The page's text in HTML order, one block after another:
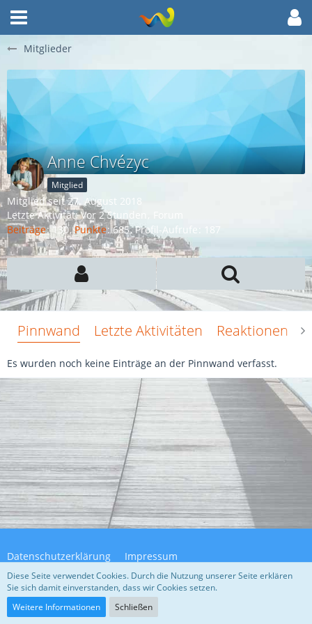
Mitglieder
Anne Chvézyc
Mitglied
Mitglied seit 27. August 2018
Letzte Aktivität:Vor 2 Stunden
Beiträge 130 Punkte 685 Profil-Aufrufe 187
Pinnwand Letzte Aktivitäten Reaktionen
Es wurden noch keine Einträge an der Pinnwand verfasst.
Datenschutzerklärung Impressum
Community-Software:
Diese Seite verwendet Cookies. Durch die Nutzung unserer Seite erklären
Sie sich damit einverstanden, dass wir Cookies setzen.
Weitere Informationen
Schließen